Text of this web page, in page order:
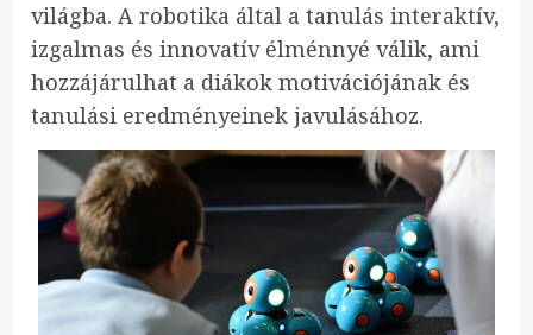
világba. A robotika által a tanulás interaktív,
izgalmas és innovatív élménnyé válik, ami
hozzájárulhat a diákok motivációjának és
tanulási eredményeinek javulásához.